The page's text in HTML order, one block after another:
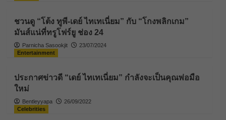
ชวนดู “โต้ง ทูพี-เดย์ ไทเทเนี่ยม” กับ “โกงพลิกเกม”
มันส์แน่ที่ทรูโฟร์ยู ช่อง 24
Parnicha Sasookjit
23/07/2024
Entertainment
ประกาศข่าวดี “เดย์ ไทเทเนี่ยม” กำลังจะเป็นคุณพ่อมือ
ใหม่
Bentleyyapa
26/09/2022
Celebrities